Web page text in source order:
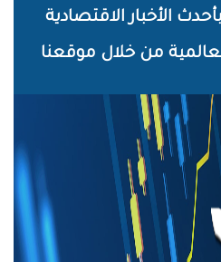
الأخبار الاقتصادية
من خلال موقعنا